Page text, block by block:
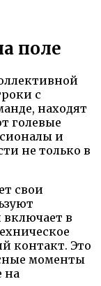
поле
с
находят
голевые
и
не только в
свои
в
контакт. Это
моменты
на